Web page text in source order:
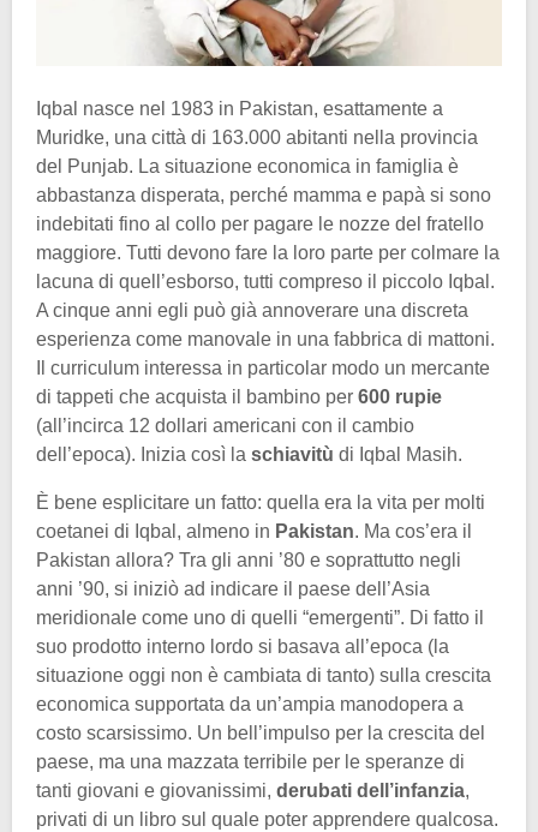
Iqbal nasce nel 1983 in Pakistan, esattamente a
Muridke, una città di 163.000 abitanti nella provincia
del Punjab. La situazione economica in famiglia è
abbastanza disperata, perché mamma e papà si sono
indebitati fino al collo per pagare le nozze del fratello
maggiore. Tutti devono fare la loro parte per colmare la
lacuna di quell’esborso, tutti compreso il piccolo Iqbal.
A cinque anni egli può già annoverare una discreta
esperienza come manovale in una fabbrica di mattoni.
Il curriculum interessa in particolar modo un mercante
di tappeti che acquista il bambino per 600 rupie
(all’incirca 12 dollari americani con il cambio
dell’epoca). Inizia così la schiavitù di Iqbal Masih.
È bene esplicitare un fatto: quella era la vita per molti
coetanei di Iqbal, almeno in Pakistan. Ma cos’era il
Pakistan allora? Tra gli anni ’80 e soprattutto negli
anni ’90, si iniziò ad indicare il paese dell’Asia
meridionale come uno di quelli “emergenti”. Di fatto il
suo prodotto interno lordo si basava all’epoca (la
situazione oggi non è cambiata di tanto) sulla crescita
economica supportata da un’ampia manodopera a
costo scarsissimo. Un bell’impulso per la crescita del
paese, ma una mazzata terribile per le speranze di
tanti giovani e giovanissimi, derubati dell’infanzia,
privati di un libro sul quale poter apprendere qualcosa.